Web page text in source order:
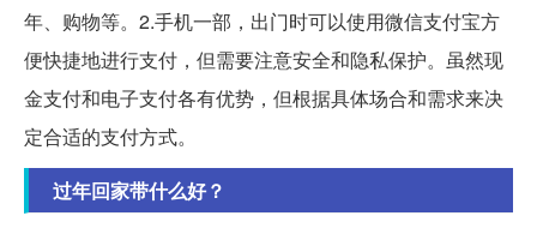
年、购物等。2.手机一部，出门时可以使用微信支付宝方
便快捷地进行支付，但需要注意安全和隐私保护。虽然现
金支付和电子支付各有优势，但根据具体场合和需求来决
定合适的支付方式。
过年回家带什么好？